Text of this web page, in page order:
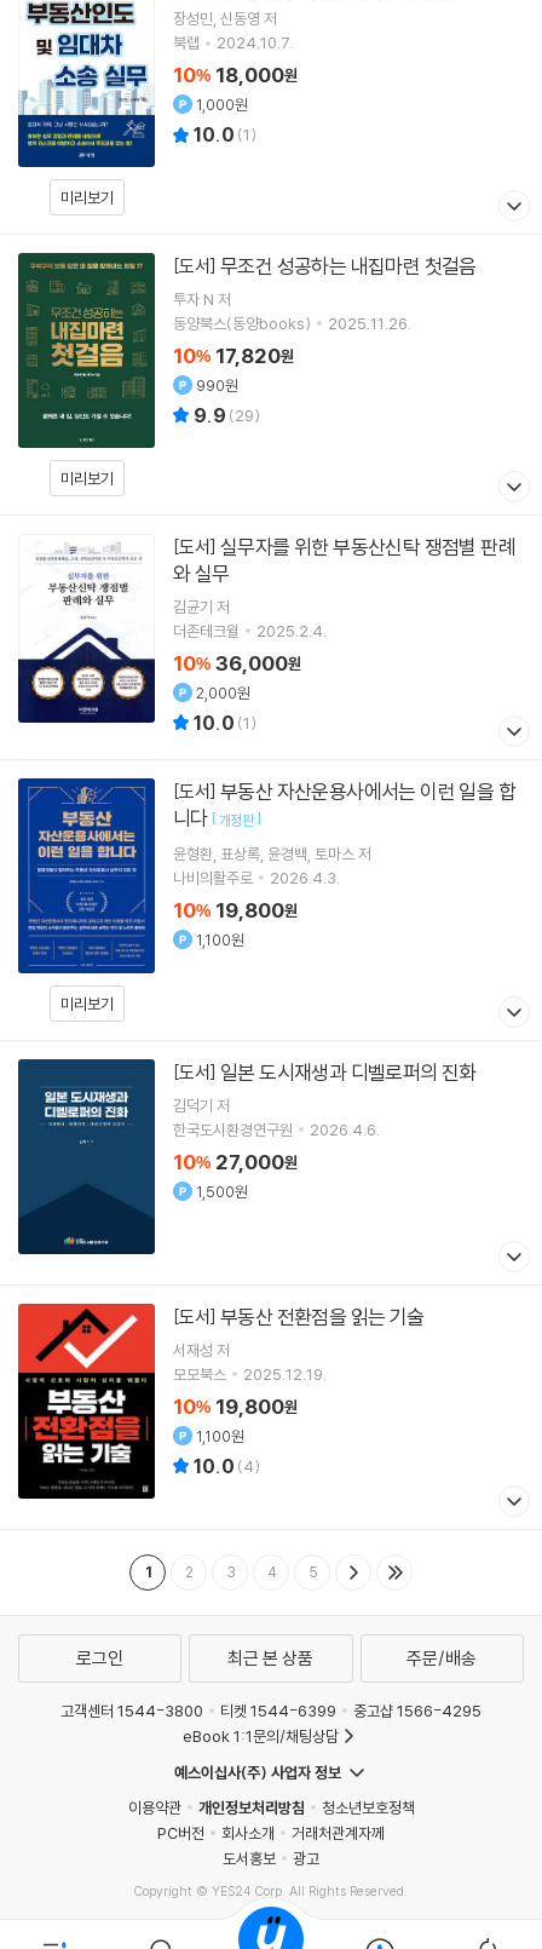
미리보기
장성민 신동영 저
북랩
2024.10.7.
10% 18,000원
1,000원
10.0 (1)
미리보기
[도서] 무조건 성공하는 내집마련 첫걸음
투자 N 저
동양북스(동양books)
2025.11.26.
10% 17,820원
990원
9.9 (29)
[도서]
와 실무
김균기 저
더존테크윌
2025.2.4.
10% 36,000원
2,000원
10.0 (1)
미리보기
[도서]
니다 [개정판]
윤형환 표상록 윤경백 토마스 저
나비의활주로
2026.4.3.
10% 19,800원
1,100원
[도서] 일본 도시재생과 디벨로퍼의 진화
김덕기 저
한국도시환경연구원
2026.4.6.
10% 27,000원
1,500원
[도서] 부동산 전환점을 읽는 기술
서재성 저
모모북스
2025.12.19.
10% 19,800원
1,100원
10.0 (4)
1 2 3 4 5
로그인 최근 본 상품 주문/배송
고객센터 1544-3800 티켓 1544-6399
중고샵 1566-4295
eBook 1:1문의/채팅상담
예스이십사(주) 사업자 정보
이용약관
개인정보처리방침
청소년보호정책
PC버전
회사소개
거래처관계자께
도서홍보
광고
Copyright © YES24 Corp. All Rights Reserved.